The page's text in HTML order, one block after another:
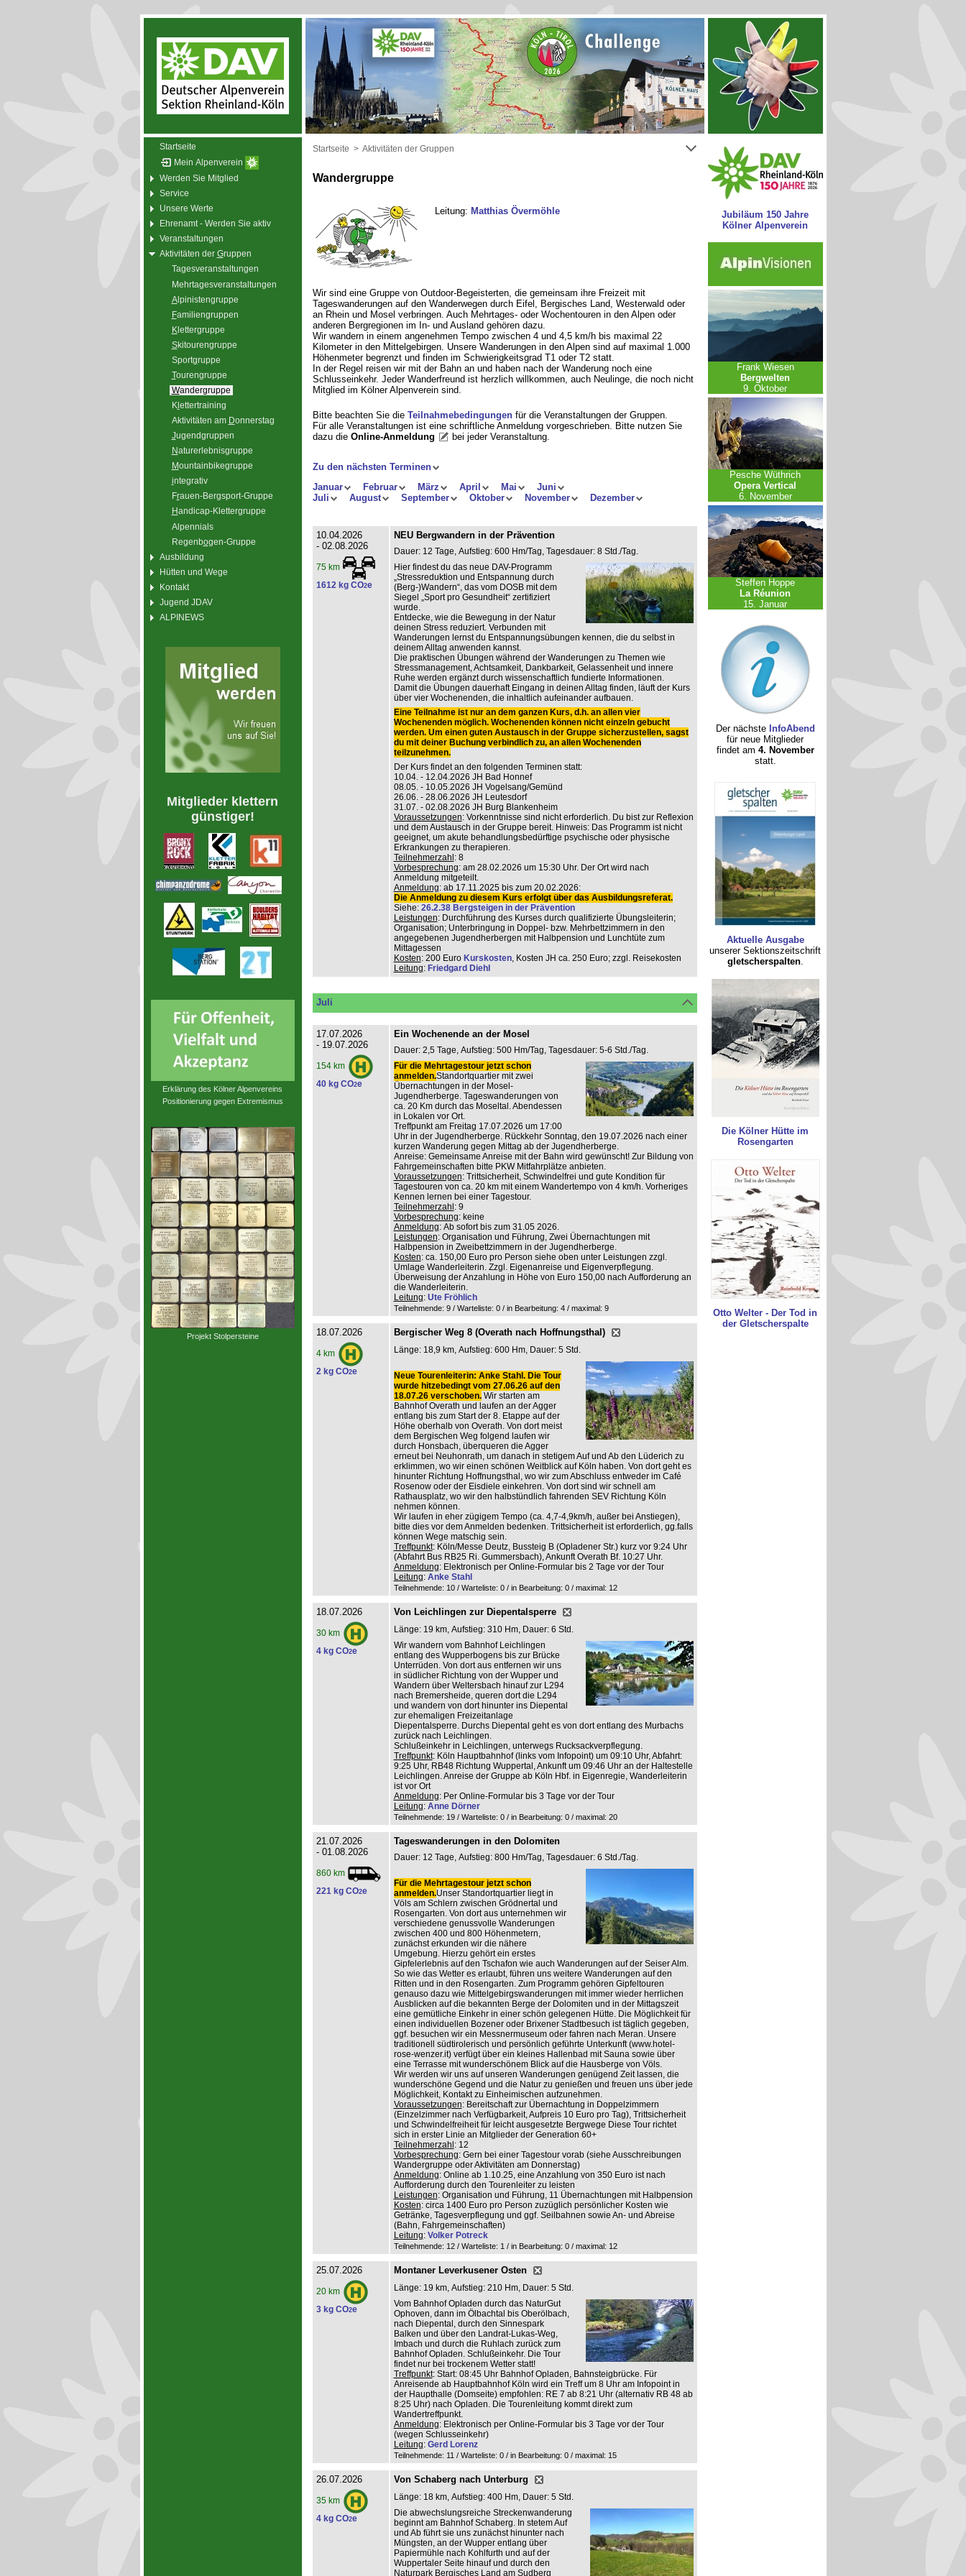
Startseite
Mein Alpenverein
Werden Sie Mitglied
Service
Unsere Werte
Ehrenamt - Werden Sie aktiv
Veranstaltungen
Aktivitäten der Gruppen
Tagesveranstaltungen
Mehrtagesveranstaltungen
Alpinistengruppe
Familiengruppen
Klettergruppe
Skitourengruppe
Sportgruppe
Tourengruppe
Wandergruppe
Kl ettertraining
Aktivitäten am Donnerstag
Jugendgruppen
Naturerlebnisgruppe
Mountainbikegruppe
integrativ
Frauen-Bergsport-Gruppe
Handicap-Klettergruppe
Alpennials
Regenbogen-Gruppe
Ausbildung
Hütten und Wege
Kontakt
Jugend JDAV
ALPINEWS
Mitglieder klettern
günstiger!
Erklärung des Kölner Alpenvereins
Positionierung gegen Extremismus
Projekt Stolpersteine
Startseite > Aktivitäten der Gruppen
Wandergruppe
Leitung: Matthias Övermöhle
Wir sind eine Gruppe von Outdoor-Begeisterten, die gemeinsam ihre Freizeit mit
Tageswanderungen auf den Wanderwegen durch Eifel, Bergisches Land, Westerwald oder
an Rhein und Mosel verbringen. Auch Mehrtages- oder Wochentouren in den Alpen oder
anderen Bergregionen im In- und Ausland gehören dazu.
Wir wandern in einem angenehmen Tempo zwischen 4 und 4,5 km/h bis maximal 22
Kilometer in den Mittelgebirgen. Unsere Wanderungen in den Alpen sind auf maximal 1.000
Höhenmeter begrenzt und finden im Schwierigkeitsgrad T1 oder T2 statt.
In der Regel reisen wir mit der Bahn an und haben nach der Wanderung noch eine
Schlusseinkehr. Jeder Wanderfreund ist herzlich willkommen, auch Neulinge, die noch nicht
Mitglied im Kölner Alpenverein sind.
Bitte beachten Sie die Teilnahmebedingungenfür die Veranstaltungen der Gruppen.
Für alle Veranstaltungen ist eine schriftliche Anmeldung vorgeschrieben. Bitte nutzen Sie
dazu die Online-Anmeldung bei jeder Veranstaltung.
Zu den nächsten Terminen
Januar
Februar März April Mai
Juni
Juli
August September Oktober November Dezember
10.04.2026
- 02.08.2026
75 km
1612 kg CO2e
NEU Bergwandern in der Prävention
Dauer: 12 Tage, Aufstieg: 600 Hm/Tag, Tagesdauer: 8 Std./Tag.
Hier findest du das neue DAV-Programm
„Stressreduktion und Entspannung durch
(Berg-)Wandern“, das vom DOSB mit dem
Siegel „Sport pro Gesundheit“ zertifiziert
wurde.
Entdecke, wie die Bewegung in der Natur
deinen Stress reduziert. Verbunden mit
Wanderungen lernst du Entspannungsübungen kennen, die du selbst in
deinem Alltag anwenden kannst.
Die praktischen Übungen während der Wanderungen zu Themen wie
Stressmanagement, Achtsamkeit, Dankbarkeit, Gelassenheit und innere
Ruhe werden ergänzt durch wissenschaftlich fundierte Informationen.
Damit die Übungen dauerhaft Eingang in deinen Alltag finden, läuft der Kurs
über vier Wochenenden, die inhaltlich aufeinander aufbauen.
Eine Teilnahme ist nur an dem ganzen Kurs, d.h. an allen vier
Wochenenden möglich. Wochenenden können nicht einzeln gebucht
werden. Um einen guten Austausch in der Gruppe sicherzustellen, sagst
du mit deiner Buchung verbindlich zu, an allen Wochenenden
teilzunehmen.
Der Kurs findet an den folgenden Terminen statt:
10.04. - 12.04.2026 JH Bad Honnef
08.05. - 10.05.2026 JH Vogelsang/Gemünd
26.06. - 28.06.2026 JH Leutesdorf
31.07. - 02.08.2026 JH Burg Blankenheim
Voraussetzungen: Vorkenntnisse sind nicht erforderlich. Du bist zur Reflexion
und dem Austausch in der Gruppe bereit. Hinweis: Das Programm ist nicht
geeignet, um akute behandlungsbedürftige psychische oder physische
Erkrankungen zu therapieren.
Teilnehmerzahl : 8
Vorbesprechung: am 28.02.2026 um 15:30 Uhr. Der Ort wird nach
Anmeldung mitgeteilt.
Anmeldung: ab 17.11.2025 bis zum 20.02.2026:
Die Anmeldung zu diesem Kurs erfolgt über das Ausbildungsreferat.
Siehe: 26.2.38 Bergsteigen in der Prävention
Leistungen: Durchführung des Kurses durch qualifizierte Übungsleiterin;
Organisation; Unterbringung in Doppel- bzw. Mehrbettzimmern in den
angegebenen Jugendherbergen mit Halbpension und Lunchtüte zum
Mittagessen
Kosten: 200 Euro Kurskosten, Kosten JH ca. 250 Euro; zzgl. Reisekosten
Leitung: Friedgard Diehl
Juli
17.07.2026
- 19.07.2026
154 km
40 kg CO2e
Ein Wochenende an der Mosel
Dauer: 2,5 Tage, Aufstieg: 500 Hm/Tag, Tagesdauer: 5-6 Std./Tag.
Für die Mehrtagestour jetzt schon
anmelden.Standortquartier mit zwei
Übernachtungen in der Mosel-
Jugendherberge. Tageswanderungen von
ca. 20 Km durch das Moseltal. Abendessen
in Lokalen vor Ort.
Treffpunkt am Freitag 17.07.2026 um 17:00
Uhr in der Jugendherberge. Rückkehr Sonntag, den 19.07.2026 nach einer
kurzen Wanderung gegen Mittag ab der Jugendherberge.
Anreise: Gemeinsame Anreise mit der Bahn wird gewünscht! Zur Bildung von
Fahrgemeinschaften bitte PKW Mitfahrplätze anbieten.
Voraussetzungen: Trittsicherheit, Schwindelfrei und gute Kondition für
Tagestouren von ca. 20 km mit einem Wandertempo von 4 km/h. Vorheriges
Kennen lernen bei einer Tagestour.
Teilnehmerzahl : 9
Vorbesprechung: keine
Anmeldung: Ab sofort bis zum 31.05 2026.
Leistungen: Organisation und Führung, Zwei Übernachtungen mit
Halbpension in Zweibettzimmern in der Jugendherberge.
Kosten: ca. 150,00 Euro pro Person siehe oben unter Leistungen zzgl.
Umlage Wanderleiterin. Zzgl. Eigenanreise und Eigenverpflegung.
Überweisung der Anzahlung in Höhe von Euro 150,00 nach Aufforderung an
die Wanderleiterin.
Leitung: Ute Fröhlich
Teilnehmende: 9 / Warteliste: 0 / in Bearbeitung: 4 / maximal: 9
18.07.2026
4 km
2 kg CO2e
Bergischer Weg 8 (Overath nach Hoffnungsthal)
Länge: 18,9 km, Aufstieg: 600 Hm, Dauer: 5 Std.
Neue Tourenleiterin: Anke Stahl. Die Tour
wurde hitzebedingt vom 27.06.26 auf den
18.07.26 verschoben.Wir starten am
Bahnhof Overath und laufen an der Agger
entlang bis zum Start der 8. Etappe auf der
Höhe oberhalb von Overath. Von dort meist
dem Bergischen Weg folgend laufen wir
durch Honsbach, überqueren die Agger
erneut bei Neuhonrath, um danach in stetigem Auf und Ab den Lüderich zu
erklimmen, wo wir einen schönen Weitblick auf Köln haben. Von dort geht es
hinunter Richtung Hoffnungsthal, wo wir zum Abschluss entweder im Café
Rosenow oder der Eisdiele einkehren. Von dort sind wir schnell am
Rathausplatz, wo wir den halbstündlich fahrenden SEV Richtung Köln
nehmen können.
Wir laufen in eher zügigem Tempo (ca. 4,7-4,9km/h, außer bei Anstiegen),
bitte dies vor dem Anmelden bedenken. Trittsicherheit ist erforderlich, gg.falls
können Wege matschig sein.
Treffpunkt: Köln/Messe Deutz, Bussteig B (Opladener Str.) kurz vor 9:24 Uhr
(Abfahrt Bus RB25 Ri. Gummersbach), Ankunft Overath Bf. 10:27 Uhr.
Anmeldung: Elektronisch per Online-Formular bis 2 Tage vor der Tour
Leitung: Anke Stahl
Teilnehmende: 10 / Warteliste: 0 / in Bearbeitung: 0 / maximal: 12
18.07.2026
30 km
4 kg CO2e
Von Leichlingen zur Diepentalsperre
Länge: 19 km, Aufstieg: 310 Hm, Dauer: 6 Std.
Wir wandern vom Bahnhof Leichlingen
entlang des Wupperbogens bis zur Brücke
Unterrüden. Von dort aus entfernen wir uns
in südlicher Richtung von der Wupper und
Wandern über Weltersbach hinauf zur L294
nach Bremersheide, queren dort die L294
und wandern von dort hinunter ins Diepental
zur ehemaligen Freizeitanlage
Diepentalsperre. Durchs Diepental geht es von dort entlang des Murbachs
zurück nach Leichlingen.
Schlußeinkehr in Leichlingen, unterwegs Rucksackverpflegung.
Treffpunkt: Köln Hauptbahnhof (links vom Infopoint) um 09:10 Uhr, Abfahrt:
9:25 Uhr, RB48 Richtung Wuppertal, Ankunft um 09:46 Uhr an der Haltestelle
Leichlingen. Anreise der Gruppe ab Köln Hbf. in Eigenregie, Wanderleiterin
ist vor Ort
Anmeldung: Per Online-Formular bis 3 Tage vor der Tour
Leitung: Anne Dörner
Teilnehmende: 19 / Warteliste: 0 / in Bearbeitung: 0 / maximal: 20
21.07.2026
- 01.08.2026
860 km
221 kg CO2e
Tageswanderungen in den Dolomiten
Dauer: 12 Tage, Aufstieg: 800 Hm/Tag, Tagesdauer: 6 Std./Tag.
Für die Mehrtagestour jetzt schon
anmelden.Unser Standortquartier liegt in
Völs am Schlern zwischen Grödnertal und
Rosengarten. Von dort aus unternehmen wir
verschiedene genussvolle Wanderungen
zwischen 400 und 800 Höhenmetern,
zunächst erkunden wir die nähere
Umgebung. Hierzu gehört ein erstes
Gipfelerlebnis auf den Tschafon wie auch Wanderungen auf der Seiser Alm.
So wie das Wetter es erlaubt, führen uns weitere Wanderungen auf den
Ritten und in den Rosengarten. Zum Programm gehören Gipfeltouren
genauso dazu wie Mittelgebirgswanderungen mit immer wieder herrlichen
Ausblicken auf die bekannten Berge der Dolomiten und in der Mittagszeit
eine gemütliche Einkehr in einer schön gelegenen Hütte. Die Möglichkeit für
einen individuellen Bozener oder Brixener Stadtbesuch ist täglich gegeben,
ggf. besuchen wir ein Messnermuseum oder fahren nach Meran. Unsere
traditionell südtirolerisch und persönlich geführte Unterkunft (www.hotel-
rose-wenzer.it) verfügt über ein kleines Hallenbad mit Sauna sowie über
eine Terrasse mit wunderschönem Blick auf die Hausberge von Völs.
Wir werden wir uns auf unseren Wanderungen genügend Zeit lassen, die
wunderschöne Gegend und die Natur zu genießen und freuen uns über jede
Möglichkeit, Kontakt zu Einheimischen aufzunehmen.
Voraussetzungen: Bereitschaft zur Übernachtung in Doppelzimmern
(Einzelzimmer nach Verfügbarkeit, Aufpreis 10 Euro pro Tag), Trittsicherheit
und Schwindelfreiheit für leicht ausgesetzte Bergwege Diese Tour richtet
sich in erster Linie an Mitglieder der Generation 60+
Teilnehmerzahl : 12
Vorbesprechung: Gern bei einer Tagestour vorab (siehe Ausschreibungen
Wandergruppe oder Aktivitäten am Donnerstag)
Anmeldung: Online ab 1.10.25, eine Anzahlung von 350 Euro ist nach
Aufforderung durch den Tourenleiter zu leisten
Leistungen: Organisation und Führung, 11 Übernachtungen mit Halbpension
Kosten: circa 1400 Euro pro Person zuzüglich persönlicher Kosten wie
Getränke, Tagesverpflegung und ggf. Seilbahnen sowie An- und Abreise
(Bahn, Fahrgemeinschaften)
Leitung: Volker Potreck
Teilnehmende: 12 / Warteliste: 1 / in Bearbeitung: 0 / maximal: 12
25.07.2026
20 km
3 kg CO2e
Montaner Leverkusener Osten
Länge: 19 km, Aufstieg: 210 Hm, Dauer: 5 Std.
Vom Bahnhof Opladen durch das NaturGut
Ophoven, dann im Ölbachtal bis Oberölbach,
nach Diepental, durch den Sinnespark
Balken und über den Landrat-Lukas-Weg,
Imbach und durch die Ruhlach zurück zum
Bahnhof Opladen. Schlußeinkehr. Die Tour
findet nur bei trockenem Wetter statt!
Treffpunkt: Start: 08:45 Uhr Bahnhof Opladen, Bahnsteigbrücke. Für
Anreisende ab Hauptbahnhof Köln wird ein Treff um 8 Uhr am Infopoint in
der Haupthalle (Domseite) empfohlen: RE 7 ab 8:21 Uhr (alternativ RB 48 ab
8:25 Uhr) nach Opladen. Die Tourenleitung kommt direkt zum
Wandertreffpunkt.
Anmeldung: Elektronisch per Online-Formular bis 3 Tage vor der Tour
(wegen Schlusseinkehr)
Leitung: Gerd Lorenz
Teilnehmende: 11 / Warteliste: 0 / in Bearbeitung: 0 / maximal: 15
26.07.2026
35 km
4 kg CO2e
Von Schaberg nach Unterburg
Länge: 18 km, Aufstieg: 400 Hm, Dauer: 5 Std.
Die abwechslungsreiche Streckenwanderung
beginnt am Bahnhof Schaberg. In stetem Auf
und Ab führt sie uns zunächst hinunter nach
Müngsten, an der Wupper entlang über
Papiermühle nach Kohlfurth und auf der
Wuppertaler Seite hinauf und durch den
Naturpark Bergisches Land am Sudberg
Jubiläum 150 Jahre
Kölner Alpenverein
Frank Wiesen
Bergwelten
9. Oktober
Pesche Wüthrich
Opera Vertical
6. November
Steffen Hoppe
La Réunion
15. Januar
Der nächste InfoAbend
für neue Mitglieder
findet am 4. November
statt.
Aktuelle Ausgabe
unserer Sektionszeitschrift
gletscherspalten.
Die Kölner Hütte im
Rosengarten
Otto Welter - Der Tod in
der Gletscherspalte